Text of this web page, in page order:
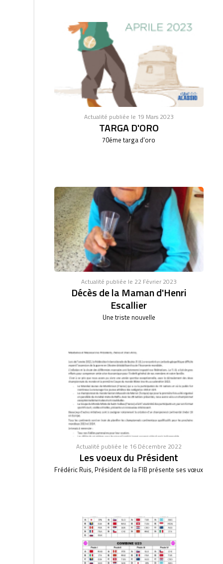
Actualité publiée le 19 Mars 2023
TARGA D'ORO
70éme targa d'oro
Actualité publiée le 22 Février 2023
Décès de la Maman d'Henri
Escallier
Une triste nouvelle
Actualité publiée le 16 Décembre 2022
Les voeux du Président
Frédéric Ruis, Président de la FIB présente ses vœux